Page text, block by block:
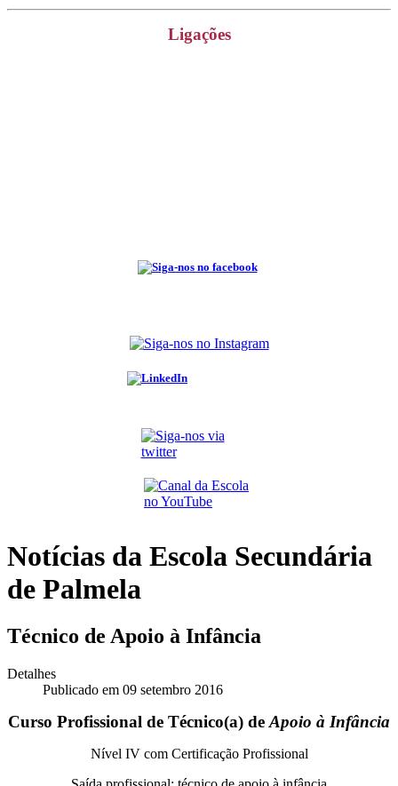
Ligações
Notícias da Escola Secundária
de Palmela
Técnico de Apoio à Infância
Detalhes
Publicado em 09 setembro 2016
Curso Profissional de Técnico(a) de Apoio à Infância
Nível IV com Certificação Profissional